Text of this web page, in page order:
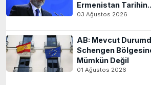
Ermenistan Tarihin..
03 Ağustos 2026
AB: Mevcut
Schengen
Mümkün Değil
01 Ağustos 2026